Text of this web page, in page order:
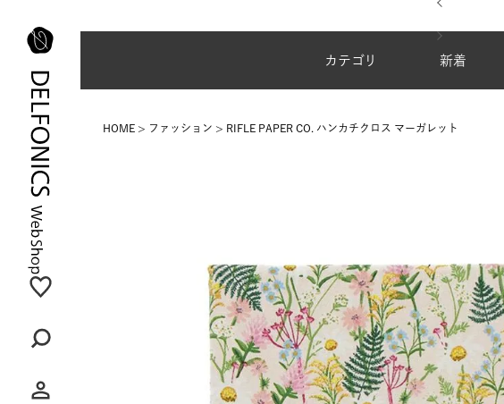
カテゴリ 新着
HOME ファッション RIFLE PAPER CO. ハンカチクロス マーガレット